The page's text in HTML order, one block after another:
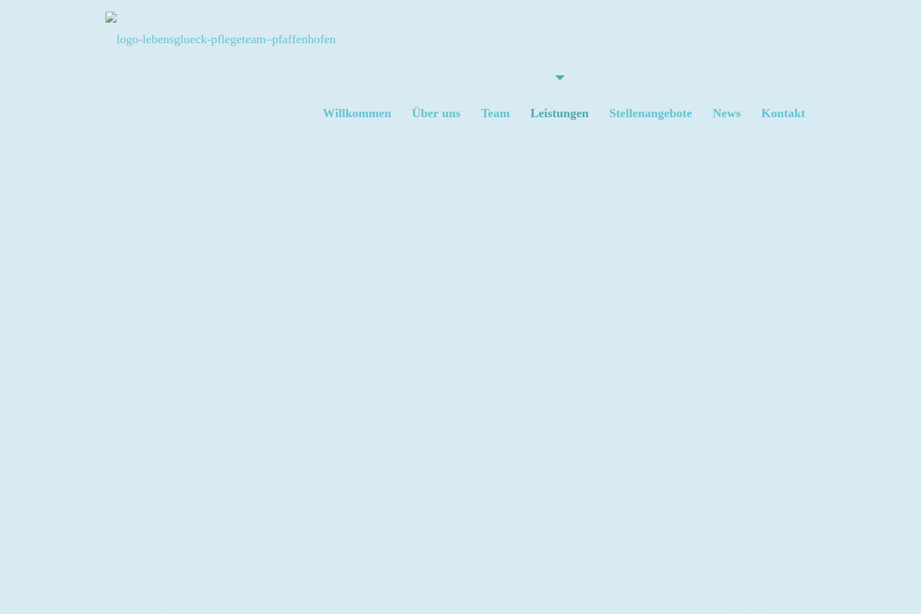
Willkommen Über uns Team Leistungen Stellenangebote News Kontakt